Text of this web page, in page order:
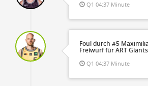
Q1 04:37 Minute
Foul durch #5
Freiwurf für ART
Q1 04:37 Minute